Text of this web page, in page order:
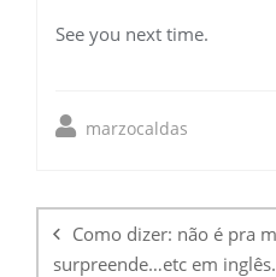
See you next time.
marzocaldas
navigation
Como dizer: não é pra
surpreende…etc em inglês.